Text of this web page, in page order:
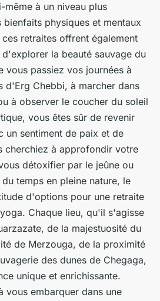
à un niveau plus
physiques et mentaux
retraites offrent également
la beauté sauvage du
vous passiez vos journées à
d'Erg Chebbi, à marcher dans
à observer le coucher du soleil
vous êtes sûr de revenir
un sentiment de paix et de
cherchiez à approfondir votre
détoxifier par le jeûne ou
temps en pleine nature, le
d'options pour une retraite
Chaque lieu, qu'il s'agisse
de la majestuosité du
de Merzouga, de la proximité
des dunes de Chegaga,
unique et enrichissante.
vous embarquer dans une